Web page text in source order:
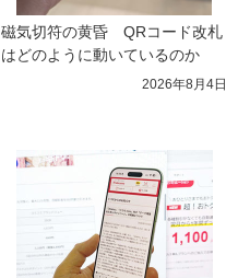
磁気切符の黄昏　QRコード改札
はどのように動いているのか
2026年8月4日